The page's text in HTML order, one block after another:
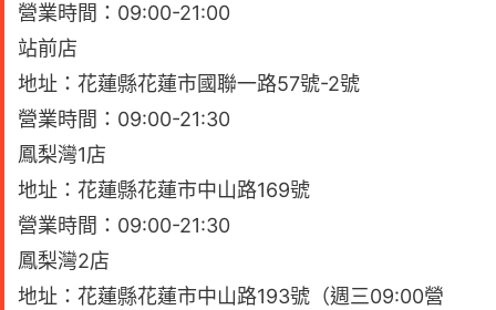
營業時間：09:00-21:00
站前店
地址：花蓮縣花蓮市國聯一路57號-2號
營業時間：09:00-21:30
鳳梨灣1店
地址：花蓮縣花蓮市中山路169號
營業時間：09:00-21:30
鳳梨灣2店
地址：花蓮縣花蓮市中山路193號（週三09:00營